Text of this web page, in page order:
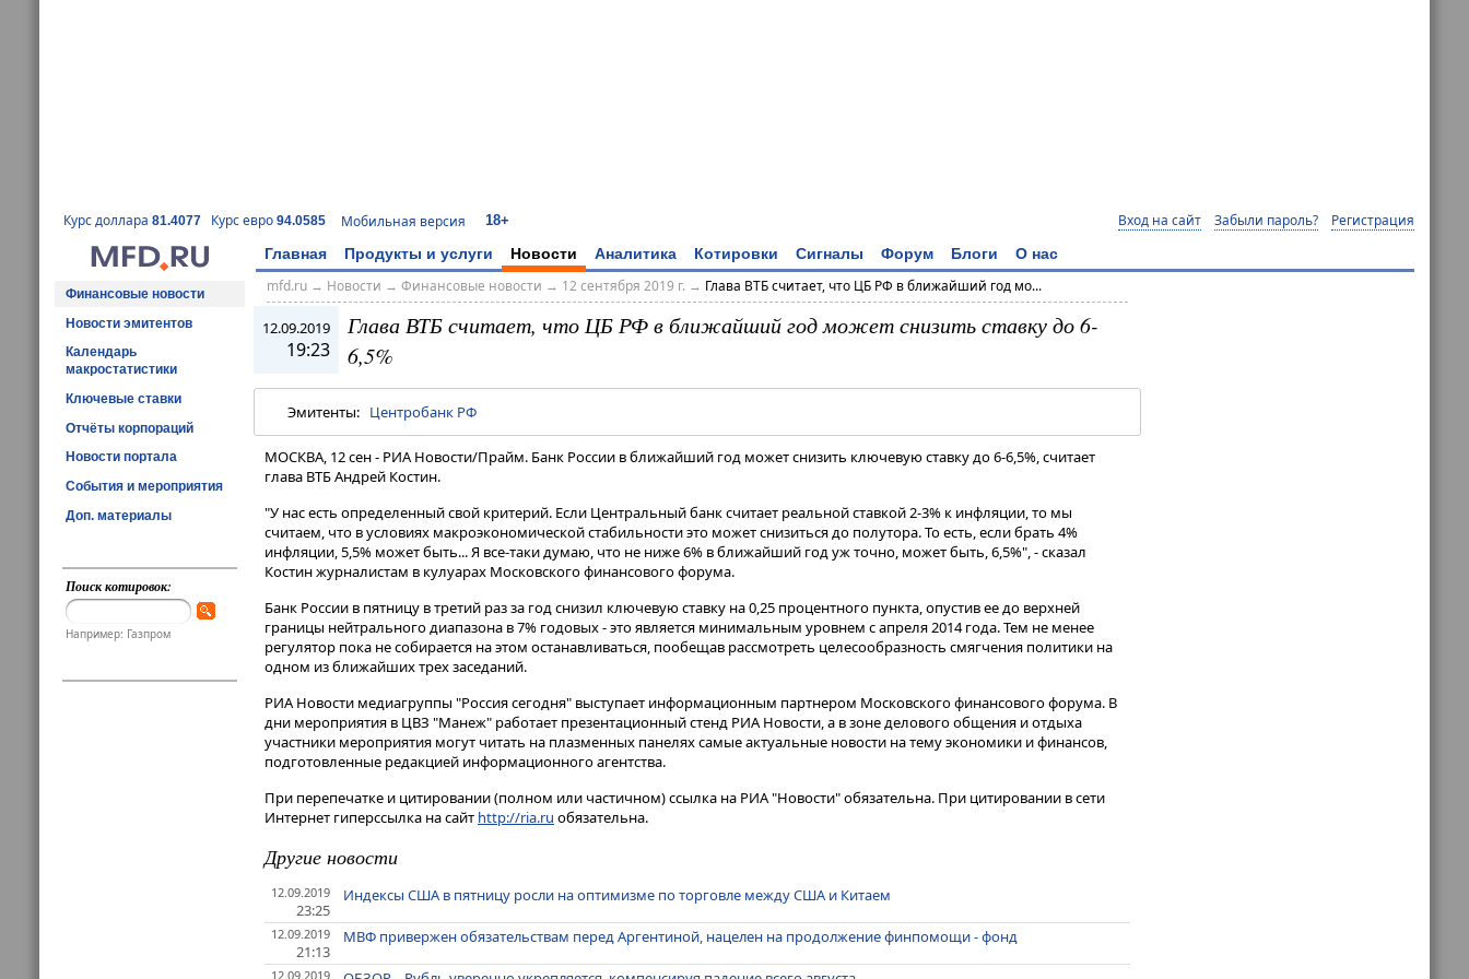
Курс доллара 81.4077 Курс евро 94.0585 Мобильная версия 18+ Вход на сайт Забыли пароль? Регистрация
Главная Продукты и услуги Новости Аналитика Котировки Сигналы Форум Блоги О нас
Финансовые новости
Новости эмитентов
Календарь
макростатистики
Ключевые ставки
Отчёты корпораций
Новости портала
События и мероприятия
Доп. материалы
Поиск котировок:
Например: Газпром
mfd.ru→ Новости → Финансовые новости → 12 сентября 2019 г. → Глава ВТБ считает, что ЦБ РФ в ближайший год мо...
12.09.2019
19:23
Глава ВТБ считает, что ЦБ РФ в ближайший год может снизить ставку до 6-
6,5%
Эмитенты: Центробанк РФ
МОСКВА, 12 сен - РИА Новости/Прайм. Банк России в ближайший год может снизить ключевую ставку до 6-6,5%, считает
глава ВТБ Андрей Костин.
"У нас есть определенный свой критерий​​​. Если Центральный банк считает реальной ставкой 2-3% к инфляции, то мы
считаем, что в условиях макроэкономической стабильности это может снизиться до полутора. То есть, если брать 4%
инфляции, 5,5% может быть... Я все-таки думаю, что не ниже 6% в ближайший год уж точно, может быть, 6,5%", - сказал
Костин журналистам в кулуарах Московского финансового форума.
Банк России в пятницу в третий раз за год снизил ключевую ставку на 0,25 процентного пункта, опустив ее до верхней
границы нейтрального диапазона в 7% годовых - это является минимальным уровнем с апреля 2014 года. Тем не менее
регулятор пока не собирается на этом останавливаться, пообещав рассмотреть целесообразность смягчения политики на
одном из ближайших трех заседаний.
РИА Новости медиагруппы "Россия сегодня" выступает информационным партнером Московского финансового форума. В
дни мероприятия в ЦВЗ "Манеж" работает презентационный стенд РИА Новости, а в зоне делового общения и отдыха
участники мероприятия могут читать на плазменных панелях самые актуальные новости на тему экономики и финансов,
подготовленные редакцией информационного агентства.
При перепечатке и цитировании (полном или частичном) ссылка на РИА "Новости" обязательна. При цитировании в сети
Интернет гиперссылка на сайт http://ria.ru обязательна.
Другие новости
12.09.2019
23:25
Индексы США в пятницу росли на оптимизме по торговле между США и Китаем
12.09.2019
21:13
МВФ привержен обязательствам перед Аргентиной, нацелен на продолжение финпомощи - фонд
12.09.2019